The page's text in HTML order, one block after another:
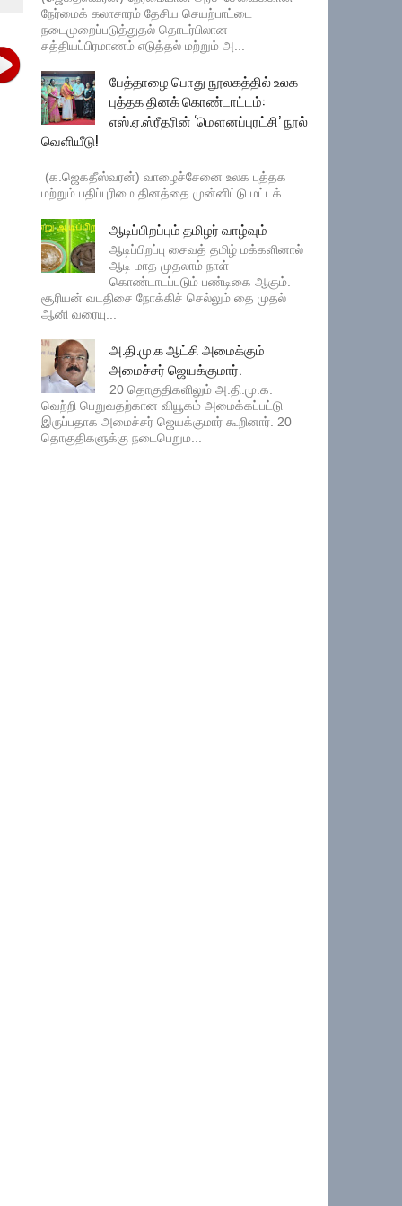
நேர்மைக் கலாசாரம் தேசிய செயற்பாட்டை
நடைமுறைப்படுத்துதல் தொடர்பிலான
சத்தியப்பிரமாணம் எடுத்தல் மற்றும் அ...
பேத்தாழை பொது நூலகத்தில் உலக
புத்தக தினக் கொண்டாட்டம்:
எஸ்.ஏ.ஸ்ரீதரின் ‘மௌனப்புரட்சி’ நூல்
வெளியீடு!
(க.ஜெகதீஸ்வரன்) வாழைச்சேனை உலக புத்தக
மற்றும் பதிப்புரிமை தினத்தை முன்னிட்டு மட்டக்...
ஆடிப்பிறப்பும் தமிழர் வாழ்வும்
ஆடிப்பிறப்பு சைவத் தமிழ் மக்களினால்
ஆடி மாத முதலாம் நாள்
கொண்டாடப்படும் பண்டிகை ஆகும்.
சூரியன் வடதிசை நோக்கிச் செல்லும் தை முதல்
ஆனி வரையு...
அ.தி.மு.க ஆட்சி அமைக்கும்
அமைச்சர் ஜெயக்குமார்.
20 தொகுதிகளிலும் அ.தி.மு.க.
வெற்றி பெறுவதற்கான வியூகம் அமைக்கப்பட்டு
இருப்பதாக அமைச்சர் ஜெயக்குமார் கூறினார். 20
தொகுதிகளுக்கு நடைபெறும...